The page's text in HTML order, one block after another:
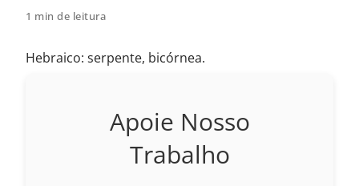
1 min de leitura
Hebraico: serpente, bicórnea.
Apoie Nosso
Trabalho